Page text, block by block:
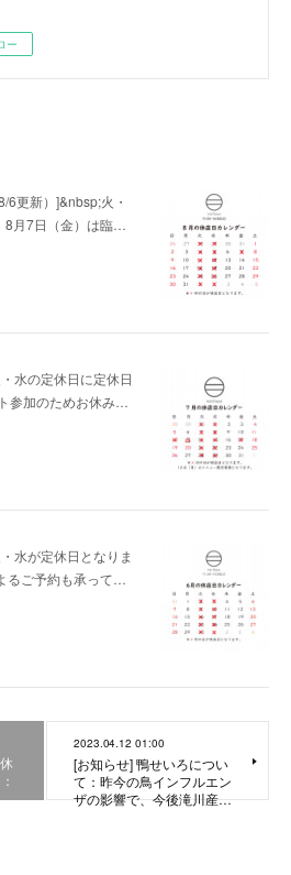
ー
6更新）]&nbsp;火・
8月7日（金）は臨…
水の定休日に定休日
参加のためお休み…
水が定休日となりま
るご予約も承って…
2023.04.12 01:00
[お知らせ] 鴨せいろについ
て：昨今の鳥インフルエン
ザの影響で、今後滝川産…